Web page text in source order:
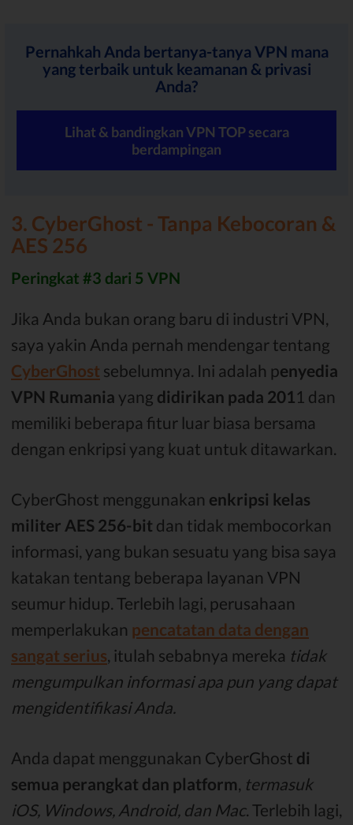
Pernahkah Anda bertanya-tanya VPN mana
yang terbaik untuk keamanan & privasi
Anda?
Lihat & bandingkan VPN TOP secara
berdampingan
3. CyberGhost - Tanpa Kebocoran &
AES 256
Peringkat #3 dari 5 VPN
Jika Anda bukan orang baru di industri VPN,
saya yakin Anda pernah mendengar tentang
CyberGhost sebelumnya. Ini adalah penyedia
VPN Rumania yang didirikan pada 201 1 dan
memiliki beberapa fitur luar biasa bersama
dengan enkripsi yang kuat untuk ditawarkan.
CyberGhost menggunakan enkripsi kelas
militer AES 256-bit dan tidak membocorkan
informasi, yang bukan sesuatu yang bisa saya
katakan tentang beberapa layanan VPN
seumur hidup. Terlebih lagi, perusahaan
memperlakukan pencatatan data dengan
sangat serius , itulah sebabnya mereka tidak
mengumpulkan informasi apa pun yang dapat
mengidentifikasi Anda.
Anda dapat menggunakan CyberGhost di
semua perangkat dan platform, termasuk
iOS, Windows, Android, dan Mac. Terlebih lagi,